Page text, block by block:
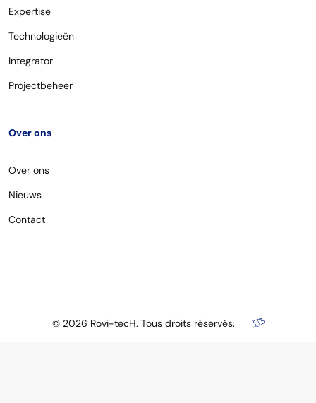
Expertise
Technologieën
Integrator
Projectbeheer
Over ons
Over ons
Nieuws
Contact
© 2026 Rovi-tecH. Tous droits réservés.